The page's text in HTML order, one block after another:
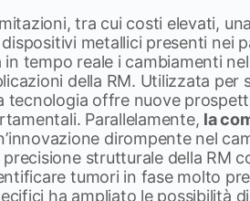
tra cui costi elevati,
metallici presenti nei
tempo reale i cambiamenti
della RM. Utilizzata per
tecnologia offre nuove
Parallelamente, la
dirompente nel
strutturale della RM
tumori in fase molto
ha ampliato le possibilità